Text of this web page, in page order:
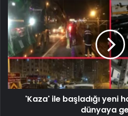
'Kaza' ile başladığı yeni
dünyaya